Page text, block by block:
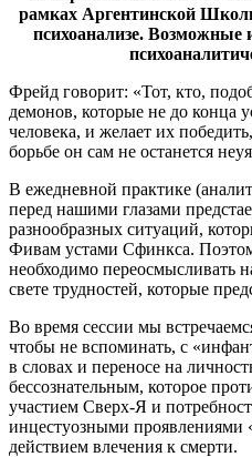
рамках Аргентинской
психоанализе. Возможные
Фрейд говорит: «Тот, кто,
демонов, которые не до конца
человека, и желает их
борьбе он сам не останется
В ежедневной практике
перед нашими глазами
разнообразных ситуаций,
Фивам устами Сфинкса.
необходимо переосмысливать
свете трудностей, которые
Во время сессии мы
чтобы не вспоминать, с
в словах и переносе на
бессознательным, которое
участием Сверх-Я и
инцестуозными проявлениями
действием влечения к смерти.